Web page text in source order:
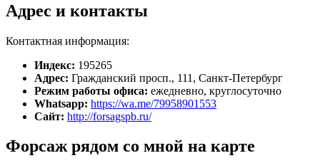
Адрес и контакты
Контактная информация:
Индекс: 195265
Адрес: Гражданский просп., 111, Санкт-Петербург
Режим работы офиса: ежедневно, круглосуточно
Whatsapp: https://wa.me/79958901553
Сайт: http://forsagspb.ru/
Форсаж рядом со мной на карте